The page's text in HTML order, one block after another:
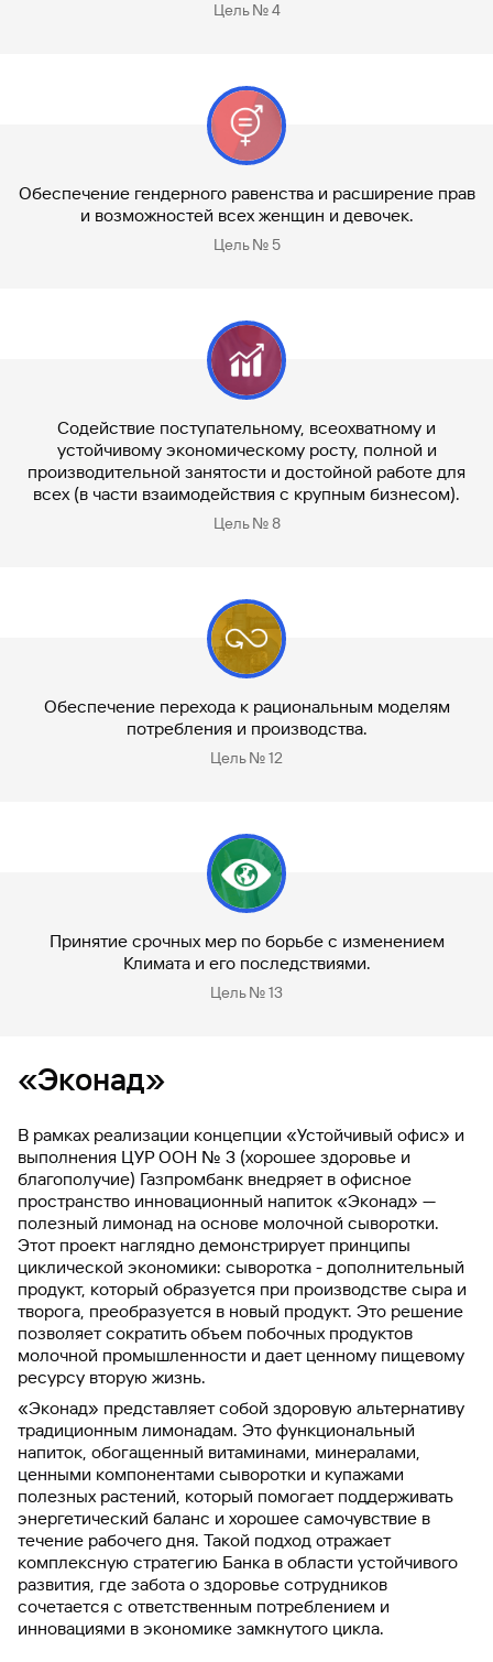
Цель № 4
Обеспечение гендерного равенства и расширение прав
и возможностей всех женщин и девочек.
Цель № 5
Содействие поступательному, всеохватному и
устойчивому экономическому росту, полной и
производительной занятости и достойной работе для
всех (в части взаимодействия с крупным бизнесом).
Цель № 8
Обеспечение перехода к рациональным моделям
потребления и производства.
Цель № 12
Принятие срочных мер по борьбе с изменением
Климата и его последствиями.
Цель № 13
«Эконад»
В рамках реализации концепции «Устойчивый офис» и
выполнения ЦУР ООН № 3 (хорошее здоровье и
благополучие) Газпромбанк внедряет в офисное
пространство инновационный напиток «Эконад» —
полезный лимонад на основе молочной сыворотки.
Этот проект наглядно демонстрирует принципы
циклической экономики: сыворотка - дополнительный
продукт, который образуется при производстве сыра и
творога, преобразуется в новый продукт. Это решение
позволяет сократить объем побочных продуктов
молочной промышленности и дает ценному пищевому
ресурсу вторую жизнь.
«Эконад» представляет собой здоровую альтернативу
традиционным лимонадам. Это функциональный
напиток, обогащенный витаминами, минералами,
ценными компонентами сыворотки и купажами
полезных растений, который помогает поддерживать
энергетический баланс и хорошее самочувствие в
течение рабочего дня. Такой подход отражает
комплексную стратегию Банка в области устойчивого
развития, где забота о здоровье сотрудников
сочетается с ответственным потреблением и
инновациями в экономике замкнутого цикла.